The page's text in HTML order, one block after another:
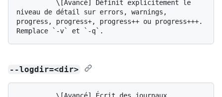
niveau de détail sur errors, warnings,
progress, progress+, progress++ ou progress+++.
--logdir=<dir>